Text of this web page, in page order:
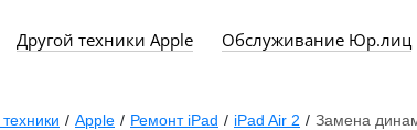
Другой техники Apple Обслуживание Юр.лиц
/ Apple / Ремонт iPad / iPad Air 2 / Замена